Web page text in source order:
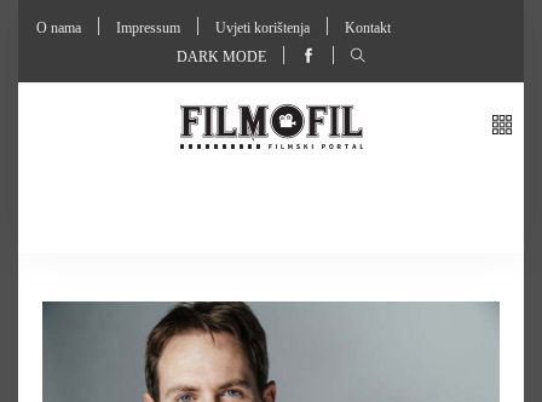
O nama Impressum Uvjeti korištenja
Kontakt
DARK MODE